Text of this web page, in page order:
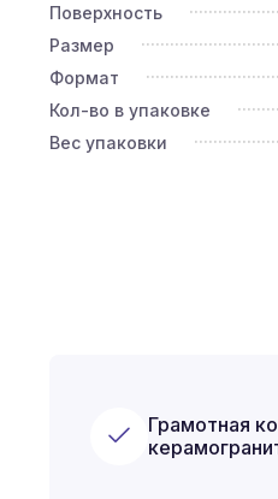
Поверхность
Размер
Формат
Кол-во в упаковке
Вес упаковки
Грамотная